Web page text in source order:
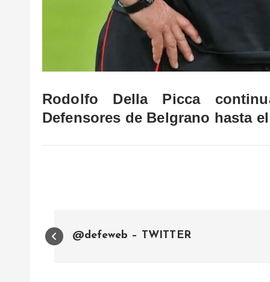
Rodolfo Della Picca
Defensores de Belgrano hasta
N
@defeweb – TWITTER